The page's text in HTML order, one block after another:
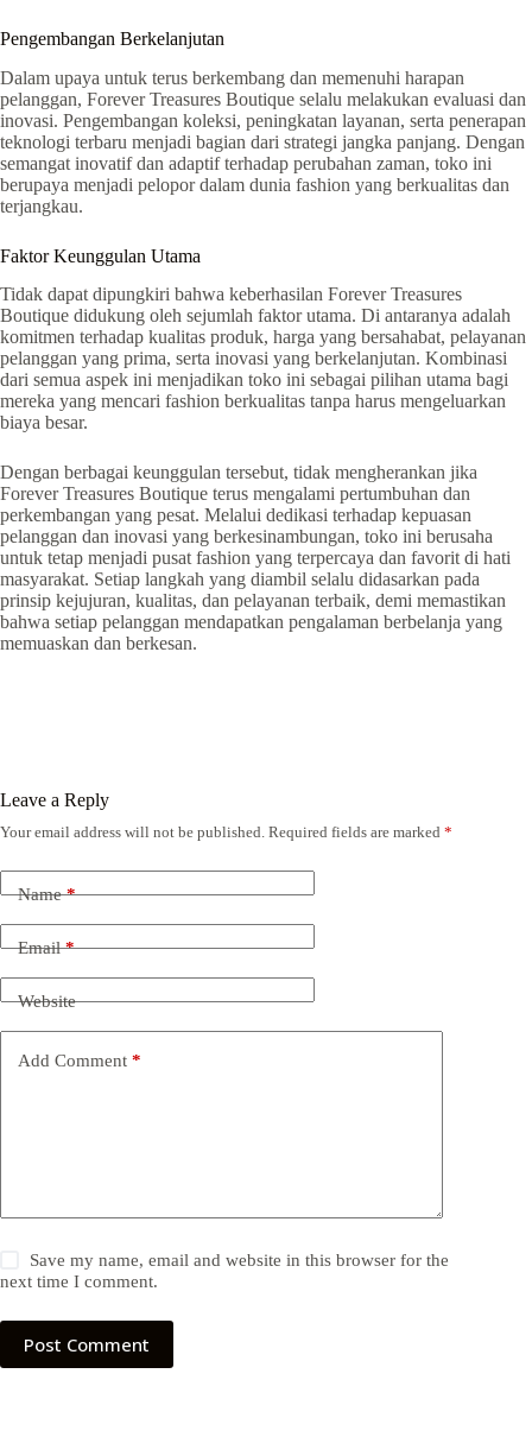
Pengembangan Berkelanjutan
Dalam upaya untuk terus berkembang dan memenuhi harapan
pelanggan, Forever Treasures Boutique selalu melakukan evaluasi dan
inovasi. Pengembangan koleksi, peningkatan layanan, serta penerapan
teknologi terbaru menjadi bagian dari strategi jangka panjang. Dengan
semangat inovatif dan adaptif terhadap perubahan zaman, toko ini
berupaya menjadi pelopor dalam dunia fashion yang berkualitas dan
terjangkau.
Faktor Keunggulan Utama
Tidak dapat dipungkiri bahwa keberhasilan Forever Treasures
Boutique didukung oleh sejumlah faktor utama. Di antaranya adalah
komitmen terhadap kualitas produk, harga yang bersahabat, pelayanan
pelanggan yang prima, serta inovasi yang berkelanjutan. Kombinasi
dari semua aspek ini menjadikan toko ini sebagai pilihan utama bagi
mereka yang mencari fashion berkualitas tanpa harus mengeluarkan
biaya besar.
Dengan berbagai keunggulan tersebut, tidak mengherankan jika
Forever Treasures Boutique terus mengalami pertumbuhan dan
perkembangan yang pesat. Melalui dedikasi terhadap kepuasan
pelanggan dan inovasi yang berkesinambungan, toko ini berusaha
untuk tetap menjadi pusat fashion yang terpercaya dan favorit di hati
masyarakat. Setiap langkah yang diambil selalu didasarkan pada
prinsip kejujuran, kualitas, dan pelayanan terbaik, demi memastikan
bahwa setiap pelanggan mendapatkan pengalaman berbelanja yang
memuaskan dan berkesan.
Leave a Reply
Your email address will not be published. Required fields are marked *
Name*
Email*
Website
Add Comment *
Save my name, email and website in this browser for the
next time I comment.
Post Comment